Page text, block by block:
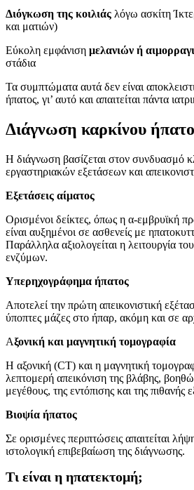
Διόγκωση της κοιλιάς λόγω ασκίτη
και ματιών)
Εύκολη εμφάνιση μελανιών ή
στάδια
Τα συμπτώματα αυτά δεν είναι
ήπατος, γι’ αυτό και απαιτείται πάντα
Διάγνωση καρκίνου
Η διάγνωση βασίζεται στον συνδυασμό
εργαστηριακών εξετάσεων και
Εξετάσεις αίματος
Ορισμένοι δείκτες, όπως η α-εμβρυϊκή
είναι αυξημένοι σε ασθενείς με
Παράλληλα αξιολογείται η λειτουργία
ενζύμων.
Υπερηχογράφημα ήπατος
Αποτελεί την πρώτη απεικονιστική
ύποπτες μάζες στο ήπαρ, ακόμη και σε
Αξονική και μαγνητική τομογραφία
Η αξονική (CT) και η μαγνητική
λεπτομερή απεικόνιση της βλάβης,
μεγέθους, της εντόπισης και της
Βιοψία ήπατος
Σε ορισμένες περιπτώσεις απαιτείται
ιστολογική επιβεβαίωση της διάγνωσης.
Τι είναι η ηπατεκτομή;